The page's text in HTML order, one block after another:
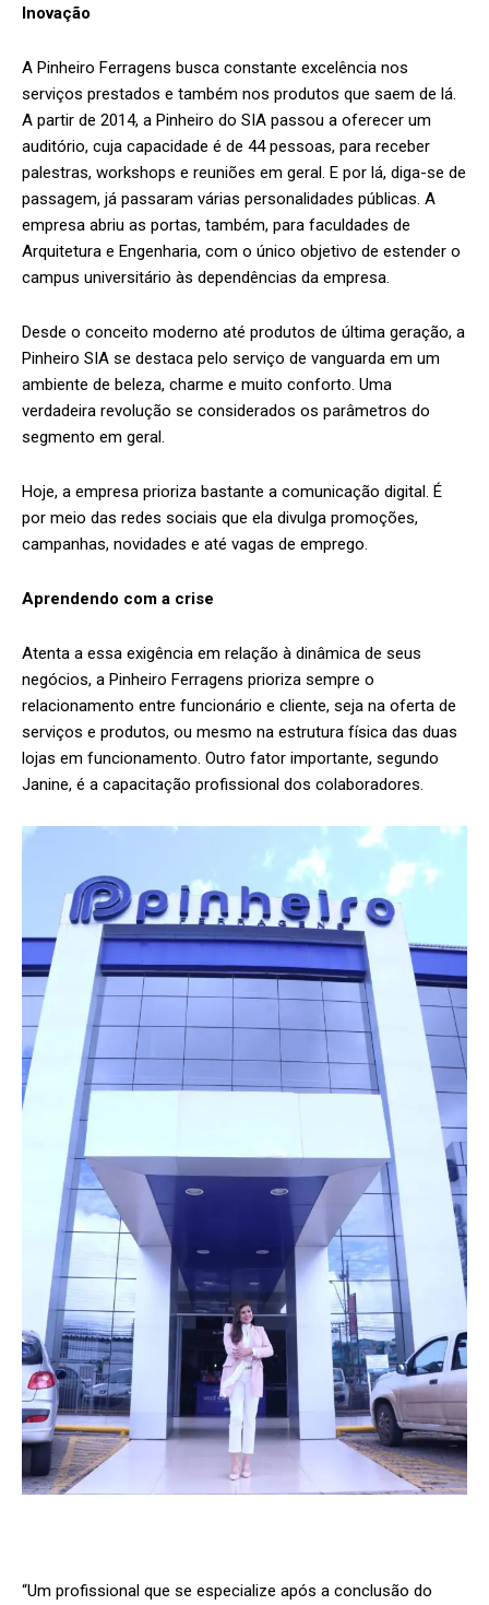
Inovação
A Pinheiro Ferragens busca constante excelência nos
serviços prestados e também nos produtos que saem de lá.
A partir de 2014, a Pinheiro do SIA passou a oferecer um
auditório, cuja capacidade é de 44 pessoas, para receber
palestras, workshops e reuniões em geral. E por lá, diga-se de
passagem, já passaram várias personalidades públicas. A
empresa abriu as portas, também, para faculdades de
Arquitetura e Engenharia, com o único objetivo de estender o
campus universitário às dependências da empresa.
Desde o conceito moderno até produtos de última geração, a
Pinheiro SIA se destaca pelo serviço de vanguarda em um
ambiente de beleza, charme e muito conforto. Uma
verdadeira revolução se considerados os parâmetros do
segmento em geral.
Hoje, a empresa prioriza bastante a comunicação digital. É
por meio das redes sociais que ela divulga promoções,
campanhas, novidades e até vagas de emprego.
Aprendendo com a crise
Atenta a essa exigência em relação à dinâmica de seus
negócios, a Pinheiro Ferragens prioriza sempre o
relacionamento entre funcionário e cliente, seja na oferta de
serviços e produtos, ou mesmo na estrutura física das duas
lojas em funcionamento. Outro fator importante, segundo
Janine, é a capacitação profissional dos colaboradores.
“Um profissional que se especialize após a conclusão do